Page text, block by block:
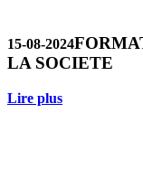
15-08-2024
LA SOCIETE
Lire plus